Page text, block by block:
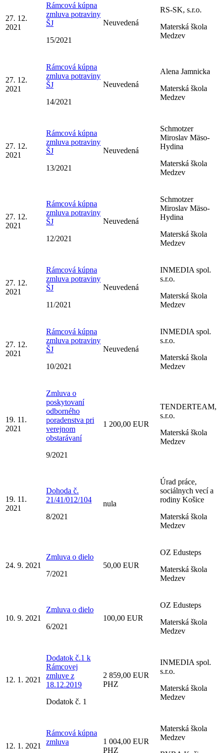
27. 12.
2021
Rámcová kúpna
zmluva potraviny
ŠJ
15/2021
Neuvedená
RS-SK, s.r.o.
Materská škola
Medzev
27. 12.
2021
Rámcová kúpna
zmluva potraviny
ŠJ
14/2021
Neuvedená
Alena Jamnicka
Materská škola
Medzev
27. 12.
2021
Rámcová kúpna
zmluva potraviny
ŠJ
13/2021
Neuvedená
Schmotzer
Miroslav Mäso-
Hydina
Materská škola
Medzev
27. 12.
2021
Rámcová kúpna
zmluva potraviny
ŠJ
12/2021
Neuvedená
Schmotzer
Miroslav Mäso-
Hydina
Materská škola
Medzev
27. 12.
2021
Rámcová kúpna
zmluva potraviny
ŠJ
11/2021
Neuvedená
INMEDIA spol.
s.r.o.
Materská škola
Medzev
27. 12.
2021
Rámcová kúpna
zmluva potraviny
ŠJ
10/2021
Neuvedená
INMEDIA spol.
s.r.o.
Materská škola
Medzev
19. 11.
2021
Zmluva o
poskytovaní
odborného
poradenstva pri
verejnom
obstarávaní
9/2021
1 200,00 EUR
TENDERTEAM,
s.r.o.
Materská škola
Medzev
19. 11.
2021
Dohoda č.
21/41/012/104
8/2021
nula
Úrad práce,
sociálnych vecí a
rodiny Košice
Materská škola
Medzev
24. 9. 2021
Zmluva o dielo
7/2021
50,00 EUR
OZ Edusteps
Materská škola
Medzev
10. 9. 2021
Zmluva o dielo
6/2021
100,00 EUR
OZ Edusteps
Materská škola
Medzev
12. 1. 2021
Dodatok č.1 k
Rámcovej
zmluve z
18.12.2019
Dodatok č. 1
2 859,00 EUR
PHZ
INMEDIA spol.
s.r.o.
Materská škola
Medzev
12. 1. 2021
Rámcová kúpna
zmluva
1 004,00 EUR
PHZ
Materská škola
Medzev